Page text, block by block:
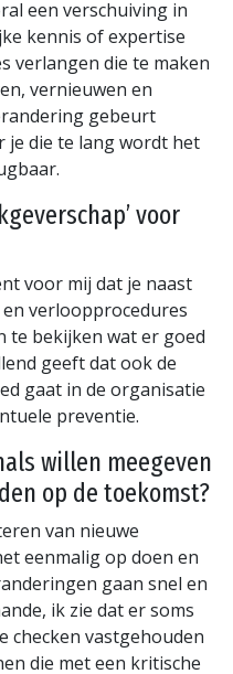
een verschuiving in
kennis of expertise
verlangen die te maken
vernieuwen en
gebeurt
je die te lang wordt het
voor
voor mij dat je naast
verloopprocedures
te bekijken wat er goed
geeft dat ook de
gaat in de organisatie
preventie.
willen meegeven
op de toekomst?
van nieuwe
eenmalig op doen en
gaan snel en
ik zie dat er soms
checken vastgehouden
die met een kritische